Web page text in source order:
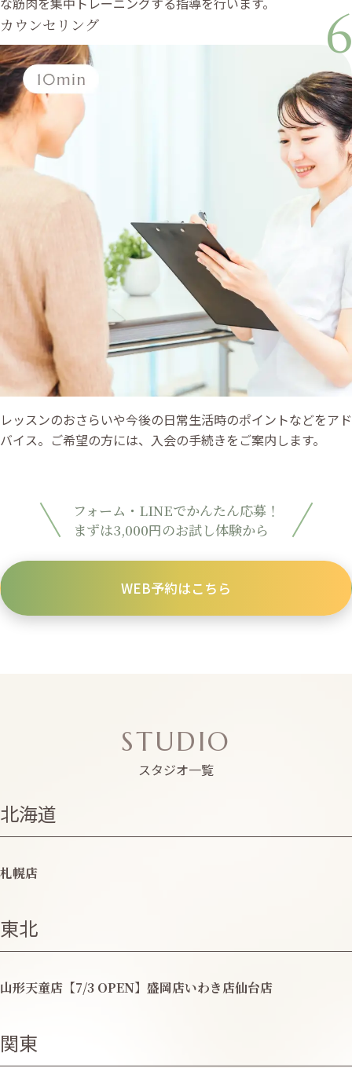
6
カウンセリング
レッスンのおさらいや今後の日常生活時のポイントなどをアド
バイス。ご希望の方には、入会の手続きをご案内します。
フォーム・LINEでかんたん応募！
まずは3,000円のお試し体験から
WEB予約はこちら
STUDIO
スタジオ一覧
北海道
札幌店
東北
山形天童店【7/3 OPEN】 盛岡店いわき店仙台店
関東